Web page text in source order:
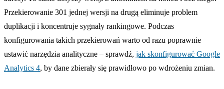
Przekierowanie 301 jednej wersji na drugą eliminuje problem
duplikacji i koncentruje sygnały rankingowe. Podczas
konfigurowania takich przekierowań warto od razu poprawnie
ustawić narzędzia analityczne – sprawdź, jak skonfigurować Google
Analytics 4, by dane zbierały się prawidłowo po wdrożeniu zmian.